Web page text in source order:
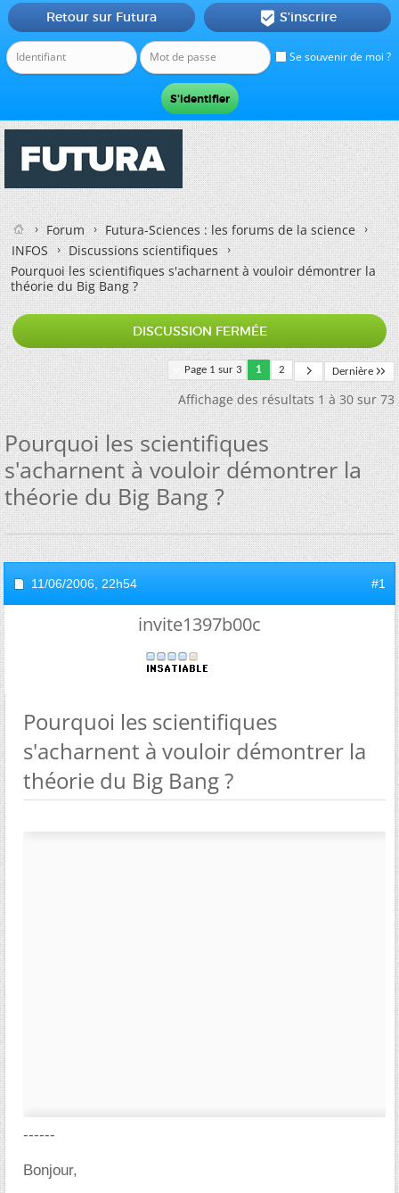
Se souvenir de moi ?
Retour sur Futura  S'inscrire
Forum
Futura-Sciences : les forums de la science
INFOS
Discussions scientifiques
Pourquoi les scientifiques s'acharnent à vouloir démontrer la
théorie du Big Bang ?
DISCUSSION FERMÉE
Page 1 sur 3 1 2 Dernière
Affichage des résultats 1 à 30 sur 73
Pourquoi les scientifiques
s'acharnent à vouloir démontrer la
théorie du Big Bang ?
11/06/2006, 22h54 #1
invite1397b00c
Pourquoi les scientifiques
s'acharnent à vouloir démontrer la
théorie du Big Bang ?
------
Bonjour,